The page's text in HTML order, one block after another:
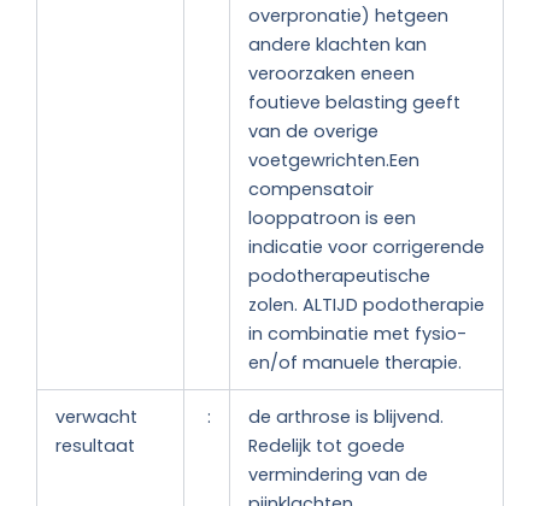
overpronatie) hetgeen
andere klachten kan
veroorzaken eneen
foutieve belasting geeft
van de overige
voetgewrichten.Een
compensatoir
looppatroon is een
indicatie voor corrigerende
podotherapeutische
zolen. ALTIJD podotherapie
in combinatie met fysio-
en/of manuele therapie.
verwacht
resultaat
:
de arthrose is blijvend.
Redelijk tot goede
vermindering van de